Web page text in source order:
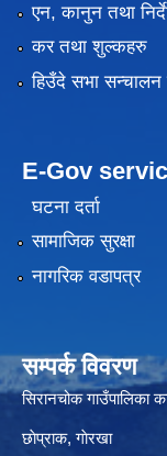
एन, कानुन तथा
कर तथा शुल्कहरु
हिउँदे सभा सन्चालन
E-Gov
घटना दर्ता
सामाजिक सुरक्षा
नागरिक वडापत्र
सम्पर्क विवरण
सिरानचोक गाउँपालिका
छाेप्राक, गाेरखा